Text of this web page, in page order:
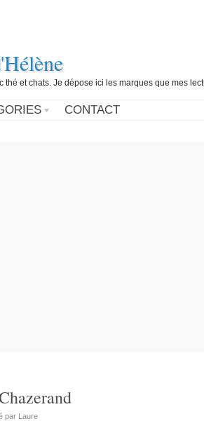
thé et chats. Je dépose ici les marques que mes
CONTACT
par Laure